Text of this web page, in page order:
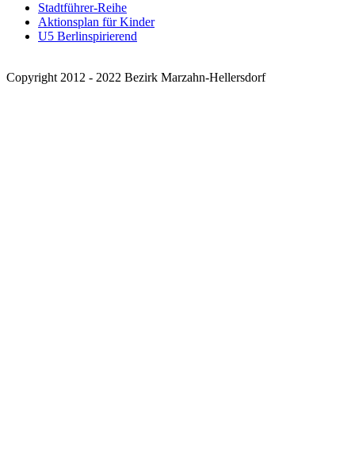
Stadtführer-Reihe
Aktionsplan für Kinder
U5 Berlinspirierend
Copyright 2012 - 2022 Bezirk Marzahn-Hellersdorf